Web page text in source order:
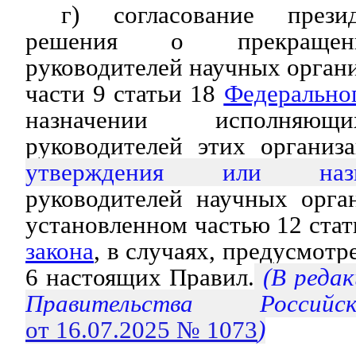
г) согласование
решения о
руководителей научных
части 9 статьи 18
назначении
руководителей этих
утверждения или
руководителей научных
установленном частью 12
закона, в случаях,
6 настоящих Правил. (В
Правительства
от 16.07.2025 № 1073)